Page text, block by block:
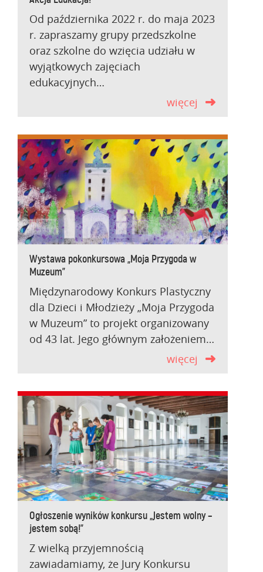
Od października 2022 r. do maja 2023
r. zapraszamy grupy przedszkolne
oraz szkolne do wzięcia udziału w
wyjątkowych zajęciach
edukacyjnych…
więcej
Wystawa pokonkursowa „Moja Przygoda w
Muzeum”
Międzynarodowy Konkurs Plastyczny
dla Dzieci i Młodzieży „Moja Przygoda
w Muzeum” to projekt organizowany
od 43 lat. Jego głównym założeniem…
więcej
Ogłoszenie wyników konkursu „Jestem wolny –
jestem sobą!”
Z wielką przyjemnością
zawiadamiamy, że Jury Konkursu